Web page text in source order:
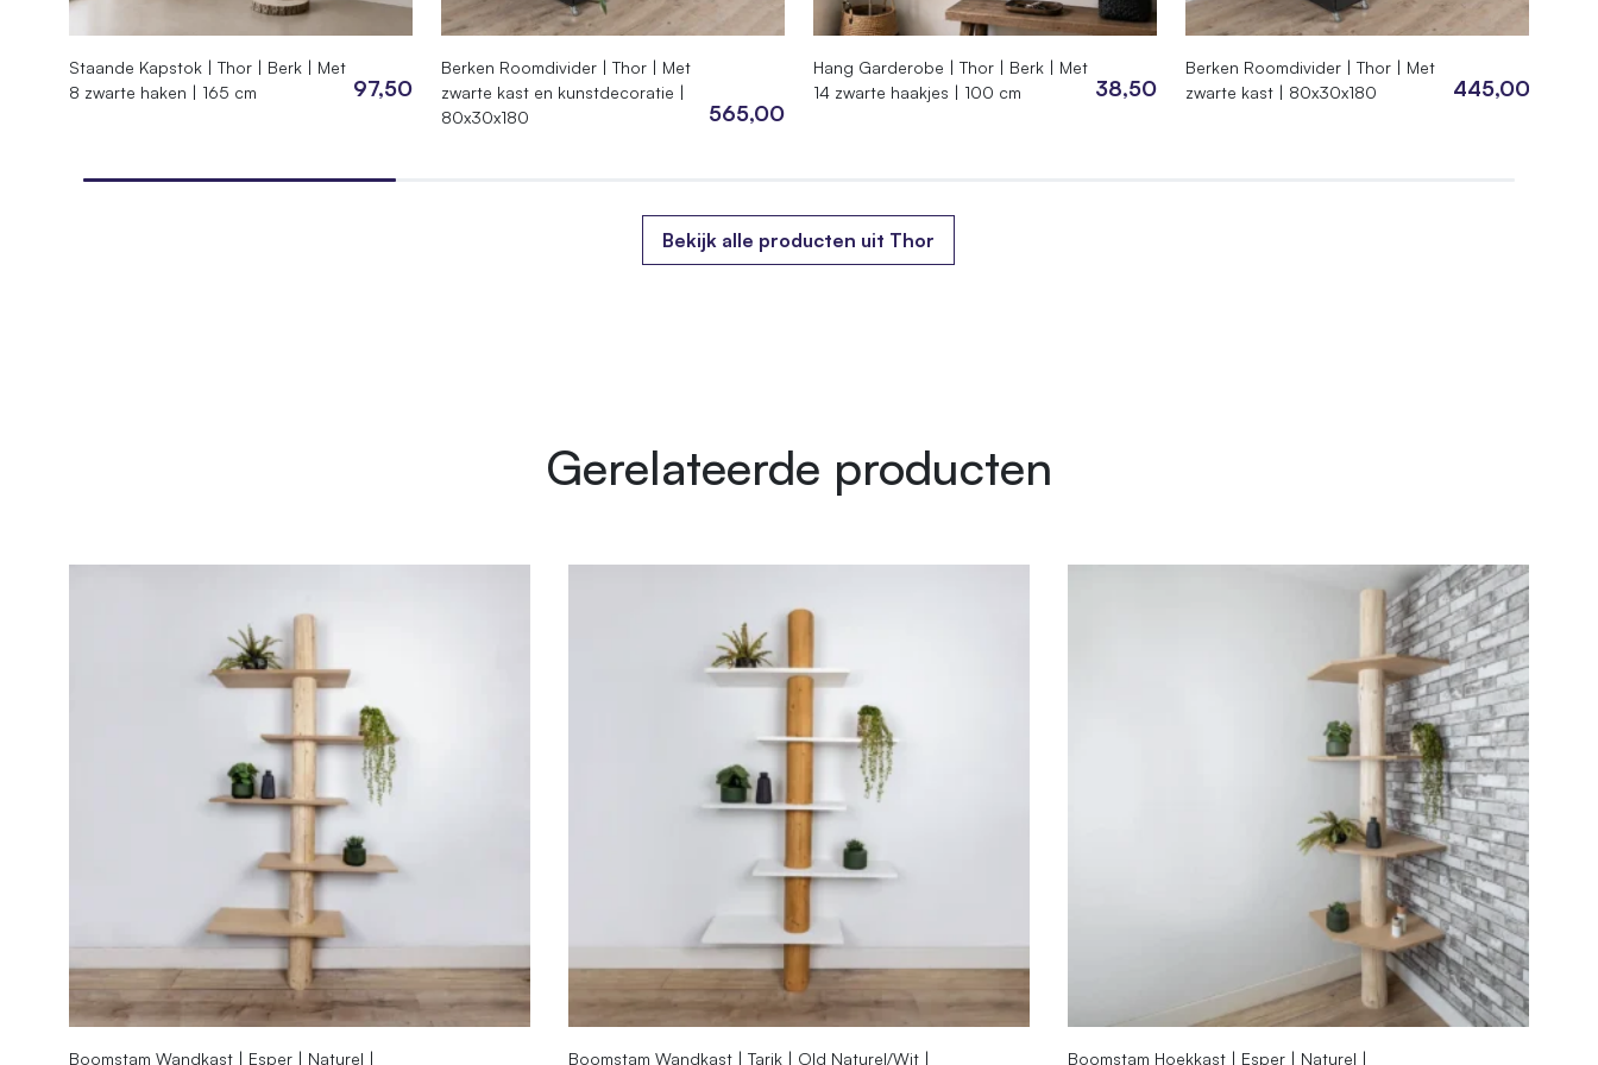
Staande Kapstok | Thor | Berk | Met
8 zwarte haken | 165 cm
97,50
Berken Roomdivider | Thor | Met
zwarte kast en kunstdecoratie |
80x30x180
565,00
Hang Garderobe | Thor | Berk | Met
14 zwarte haakjes | 100 cm
38,50
Berken Roomdivider | Thor | Met
zwarte kast | 80x30x180
445,00
Bekijk alle producten uit Thor
Gerelateerde producten
Boomstam Wandkast | Esper | Naturel | Boomstam Wandkast | Tarik | Old Naturel/Wit | Boomstam Hoekkast | Esper | Naturel |